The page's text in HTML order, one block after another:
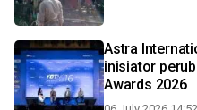
Astra
inisiator
Awards 2026